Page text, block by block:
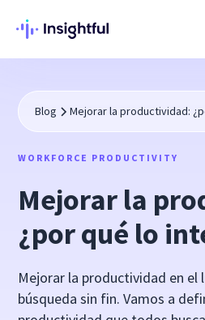
Blog Mejorar la productividad:
WORKFORCE PRODUCTIVITY
Mejorar la
¿por qué lo
Mejorar la productividad en el
búsqueda sin fin. Vamos a